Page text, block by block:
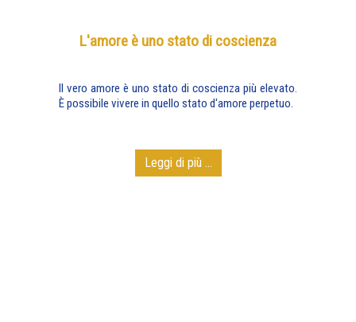
L'amore è uno stato di coscienza
Il vero amore è uno stato di coscienza più elevato.
È possibile vivere in quello stato d'amore perpetuo.
Leggi di più ...